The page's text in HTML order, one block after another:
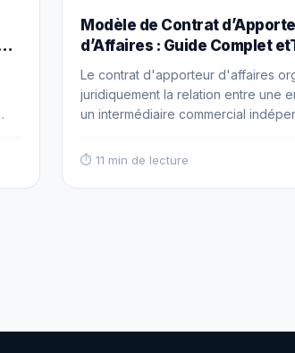
Modèle de Contrat
d’Affaires : Guide Complet
Gratuit
Le contrat d'apporteur d'affaires
juridiquement la relation entre une
un intermédiaire commercial
sans disposer de mandat de
commercial ou de courtage, offre
⏱ 11 min de lecture